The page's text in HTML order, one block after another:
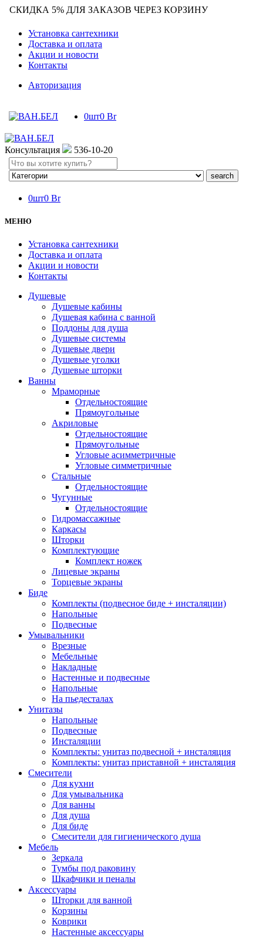
СКИДКА 5% ДЛЯ ЗАКАЗОВ ЧЕРЕЗ КОРЗИНУ
Установка сантехники
Доставка и оплата
Акции и новости
Контакты
Авторизация
0шт0 Br
Консультация
536-10-20
Search
here
0шт0 Br
МЕНЮ
Установка сантехники
Доставка и оплата
Акции и новости
Контакты
Душевые
Душевые кабины
Душевая кабина с ванной
Поддоны для душа
Душевые системы
Душевые двери
Душевые уголки
Душевые шторки
Ванны
Мраморные
Отдельностоящие
Прямоугольные
Акриловые
Отдельностоящие
Прямоугольные
Угловые асимметричные
Угловые симметричные
Стальные
Отдельностоящие
Чугунные
Отдельностоящие
Гидромассажные
Каркасы
Шторки
Комплектующие
Комплект ножек
Лицевые экраны
Торцевые экраны
Биде
Комплекты (подвесное биде + инсталяции)
Напольные
Подвесные
Умывальники
Врезные
Мебельные
Накладные
Настенные и подвесные
Напольные
На пьедесталах
Унитазы
Напольные
Подвесные
Инсталяции
Комплекты: унитаз подвесной + инсталяция
Комплекты: унитаз приставной + инсталяция
Смесители
Для кухни
Для умывальника
Для ванны
Для душа
Для биде
Смесители для гигиенического душа
Мебель
Зеркала
Тумбы под раковину
Шкафчики и пеналы
Аксессуары
Шторки для ванной
Корзины
Коврики
Настенные аксессуары